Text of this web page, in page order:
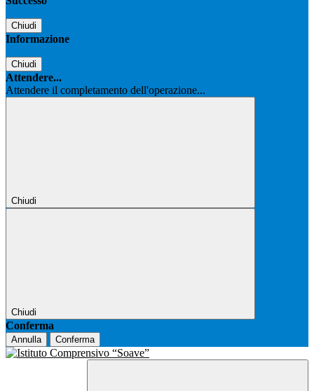
Chiudi
Informazione
Chiudi
Attendere...
Attendere il completamento dell'operazione...
Chiudi
Chiudi
Conferma
Annulla Conferma